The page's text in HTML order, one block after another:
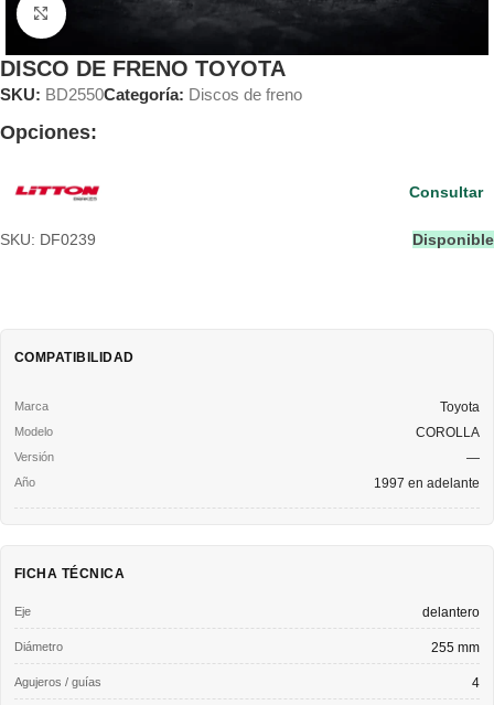
Clic para ampliar
DISCO DE FRENO TOYOTA
SKU: BD2550Categoría: Discos de freno
Opciones:
SKU: DF0239 Disponible
Consultar
COMPATIBILIDAD
Toyota
COROLLA
—
1997 en adelante
FICHA TÉCNICA
Eje delantero
Diámetro 255 mm
Agujeros / guías 4